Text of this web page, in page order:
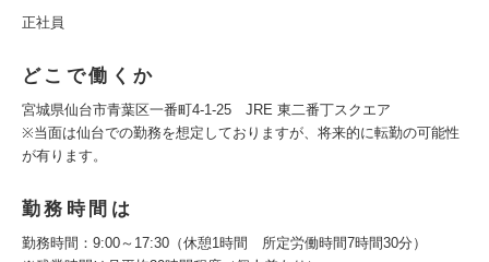
正社員
どこで働くか
宮城県仙台市青葉区一番町4-1-25 JRE 東二番丁スクエア
※当面は仙台での勤務を想定しておりますが、将来的に転勤の可能性
が有ります。
勤務時間は
勤務時間：9:00～17:30（休憩1時間 所定労働時間7時間30分）